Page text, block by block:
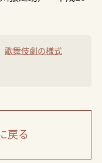
歌舞伎劇の様式
戻る